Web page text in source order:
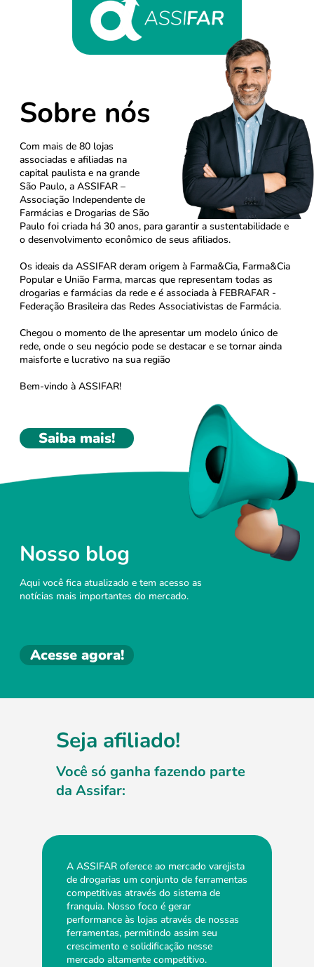
Sobre nós
Com mais de 80 lojas
associadas e afiliadas na
capital paulista e na grande
São Paulo, a ASSIFAR –
Associação Independente de
Farmácias e Drogarias de São
Paulo foi criada há 30 anos, para garantir a sustentabilidade e
o desenvolvimento econômico de seus afiliados.
Os ideais da ASSIFAR deram origem à Farma&Cia, Farma&Cia
Popular e União Farma, marcas que representam todas as
drogarias e farmácias da rede e é associada à FEBRAFAR -
Federação Brasileira das Redes Associativistas de Farmácia.
Chegou o momento de lhe apresentar um modelo único de
rede, onde o seu negócio pode se destacar e se tornar ainda
maisforte e lucrativo na sua região
Bem-vindo à ASSIFAR!
Saiba mais!
Nosso blog
Aqui você fica atualizado e tem acesso as
notícias mais importantes do mercado.
Acesse agora!
Seja afiliado!
Você só ganha fazendo parte
da Assifar:
A ASSIFAR oferece ao mercado varejista
de drogarias um conjunto de ferramentas
competitivas através do sistema de
franquia. Nosso foco é gerar
performance às lojas através de nossas
ferramentas, permitindo assim seu
crescimento e solidificação nesse
mercado altamente competitivo.